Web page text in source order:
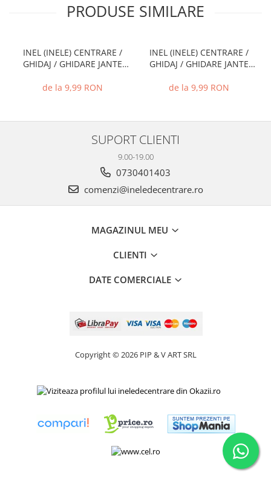
PRODUSE SIMILARE
INEL (INELE) CENTRARE /
GHIDAJ / GHIDARE JANTE
de la 9,99 RON
INEL (INELE) CENTRARE /
GHIDAJ / GHIDARE JANTE
de la 9,99 RON
SUPORT CLIENTI
9.00-19.00
0730401403
comenzi@ineledecentrare.ro
MAGAZINUL MEU
CLIENTI
DATE COMERCIALE
Copyright © 2026 PIP & V ART SRL